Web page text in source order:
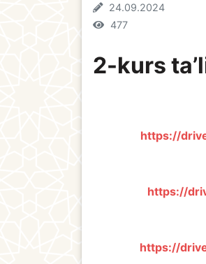
24.09.2024
477
2-kurs
https://
https://
https://